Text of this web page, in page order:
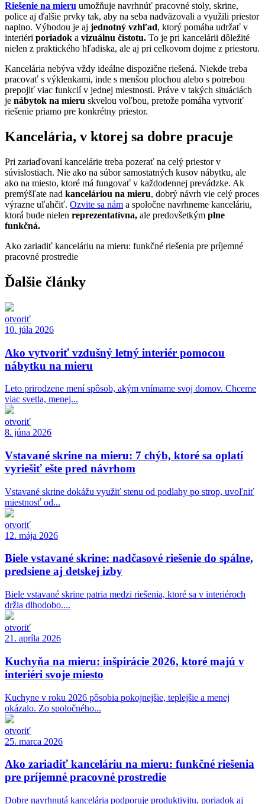
Riešenie na mieru umožňuje navrhnúť pracovné stoly, skrine,
police aj ďalšie prvky tak, aby na seba nadväzovali a využili priestor
naplno. Výhodou je aj jednotný vzhľad, ktorý pomáha udržať v
interiéri poriadok a vizuálnu čistotu. To je pri kancelárii dôležité
nielen z praktického hľadiska, ale aj pri celkovom dojme z priestoru.
Kancelária nebýva vždy ideálne dispozične riešená. Niekde treba
pracovať s výklenkami, inde s menšou plochou alebo s potrebou
prepojiť viac funkcií v jednej miestnosti. Práve v takých situáciách
je nábytok na mieru skvelou voľbou, pretože pomáha vytvoriť
riešenie priamo pre konkrétny priestor.
Kancelária, v ktorej sa dobre pracuje
Pri zariaďovaní kancelárie treba pozerať na celý priestor v
súvislostiach. Nie ako na súbor samostatných kusov nábytku, ale
ako na miesto, ktoré má fungovať v každodennej prevádzke. Ak
premýšľate nad kanceláriou na mieru, dobrý návrh vie celý proces
výrazne uľahčiť. Ozvite sa nám a spoločne navrhneme kanceláriu,
ktorá bude nielen reprezentatívna, ale predovšetkým plne
funkčná.
Ako zariadiť kanceláriu na mieru: funkčné riešenia pre príjemné
pracovné prostredie
Ďalšie články
otvoriť
10. júla 2026
Ako vytvoriť vzdušný letný interiér pomocou
nábytku na mieru
Leto prirodzene mení spôsob, akým vnímame svoj domov. Chceme
viac svetla, menej...
otvoriť
8. júna 2026
Vstavané skrine na mieru: 7 chýb, ktoré sa oplatí
vyriešiť ešte pred návrhom
Vstavané skrine dokážu využiť stenu od podlahy po strop, uvoľniť
miestnosť od...
otvoriť
12. mája 2026
Biele vstavané skrine: nadčasové riešenie do spálne,
predsiene aj detskej izby
Biele vstavané skrine patria medzi riešenia, ktoré sa v interiéroch
držia dlhodobo....
otvoriť
21. apríla 2026
Kuchyňa na mieru: inšpirácie 2026, ktoré majú v
interiéri svoje miesto
Kuchyne v roku 2026 pôsobia pokojnejšie, teplejšie a menej
okázalo. Zo spoločného...
otvoriť
25. marca 2026
Ako zariadiť kanceláriu na mieru: funkčné riešenia
pre príjemné pracovné prostredie
Dobre navrhnutá kancelária podporuje produktivitu, poriadok aj